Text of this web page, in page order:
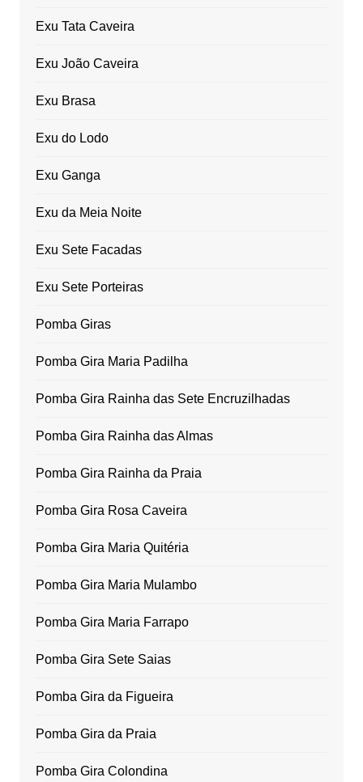
Exu Tata Caveira
Exu João Caveira
Exu Brasa
Exu do Lodo
Exu Ganga
Exu da Meia Noite
Exu Sete Facadas
Exu Sete Porteiras
Pomba Giras
Pomba Gira Maria Padilha
Pomba Gira Rainha das Sete Encruzilhadas
Pomba Gira Rainha das Almas
Pomba Gira Rainha da Praia
Pomba Gira Rosa Caveira
Pomba Gira Maria Quitéria
Pomba Gira Maria Mulambo
Pomba Gira Maria Farrapo
Pomba Gira Sete Saias
Pomba Gira da Figueira
Pomba Gira da Praia
Pomba Gira Colondina